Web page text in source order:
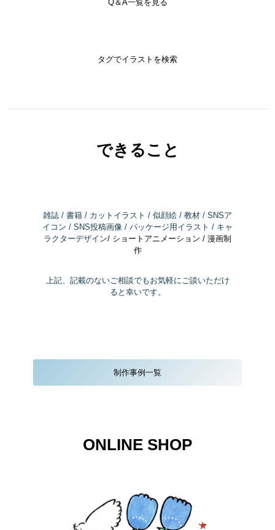
Q＆A一覧を見る
タグでイラストを検索
できること
雑誌 / 書籍 / カットイラスト / 似顔絵 / 教材 / SNSア
イコン / SNS投稿画像 / パッケージ用イラスト / キャ
ラクターデザイン/ ショートアニメーション / 漫画制
作
上記、記載のないご相談でもお気軽にご談いただけ
ると幸いです。
制作事例一覧
ONLINE SHOP